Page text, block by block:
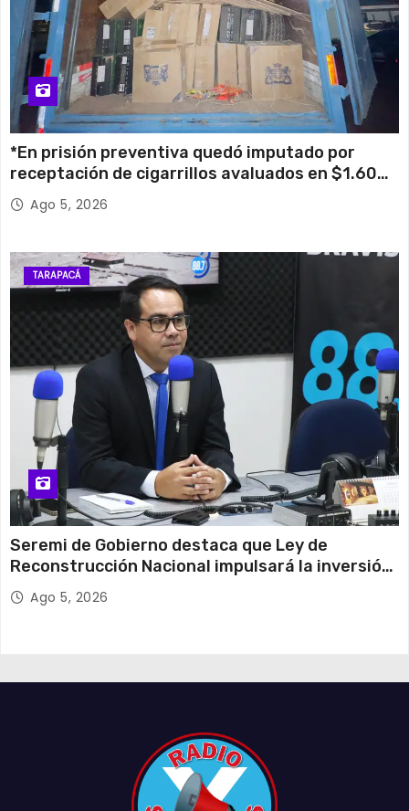
*En prisión preventiva quedó imputado por
receptación de cigarrillos avaluados en $1.600
millones*
Ago 5, 2026
TARAPACÁ
Seremi de Gobierno destaca que Ley de
Reconstrucción Nacional impulsará la inversión
y el empleo en Tarapacá
Ago 5, 2026